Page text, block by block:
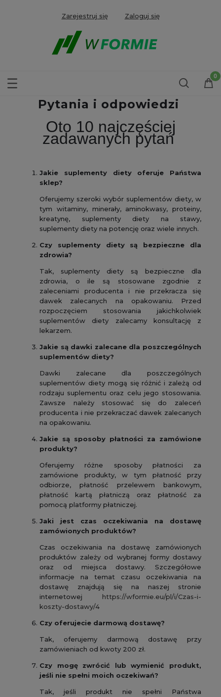
Zarejestruj się Zaloguj się
Pytania i odpowiedzi
Oto 10 najczęściej
zadawanych pytań
Jakie suplementy diety oferuje Państwa
sklep?
Oferujemy szeroki wybór suplementów diety, w
tym witaminy, minerały, aminokwasy, proteiny,
kreatynę, suplementy diety na stawy,
suplementy diety na potencję oraz wiele innych.
Czy suplementy diety są bezpieczne dla
zdrowia?
Tak, suplementy diety są bezpieczne dla
zdrowia, o ile są stosowane zgodnie z
zaleceniami producenta i nie przekracza się
dawek zalecanych na opakowaniu. Przed
rozpoczęciem stosowania jakichkolwiek
suplementów diety zalecamy konsultację z
lekarzem.
Jakie są dawki zalecane dla poszczególnych
suplementów diety?
Dawki zalecane dla poszczególnych
suplementów diety mogą się różnić i zależą od
rodzaju suplementu oraz celu jego stosowania.
Zawsze należy stosować się do zaleceń
producenta i nie przekraczać dawek zalecanych
na opakowaniu.
Jakie są sposoby płatności za zamówione
produkty?
Oferujemy różne sposoby płatności za
zamówione produkty, w tym płatność przy
odbiorze, płatność przelewem bankowym,
płatność kartą płatniczą oraz płatność za
pomocą platformy płatniczej.
Jaki jest czas oczekiwania na dostawę
zamówionych produktów?
Czas oczekiwania na dostawę zamówionych
produktów zależy od wybranej formy dostawy
oraz od miejsca dostawy. Szczegółowe
informacje na temat czasu oczekiwania na
dostawę znajdują się na naszej stronie
internetowej https://wformie.eu/pl/i/Czas-i-
koszty-dostawy/4
Czy oferujecie darmową dostawę?
Tak, oferujemy darmową dostawę przy
zamówieniach od kwoty 200 zł.
Czy mogę zwrócić lub wymienić produkt,
jeśli nie spełni moich oczekiwań?
Tak, jeśli produkt nie spełni Państwa